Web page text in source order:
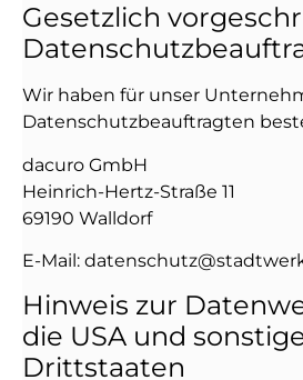
Gesetzlich
Wir haben für unser
Datenschutzbeauftragten
dacuro GmbH
Heinrich-Hertz-Straße 11
69190 Walldorf
E-Mail:
Hinweis zur
die USA und
Drittstaaten